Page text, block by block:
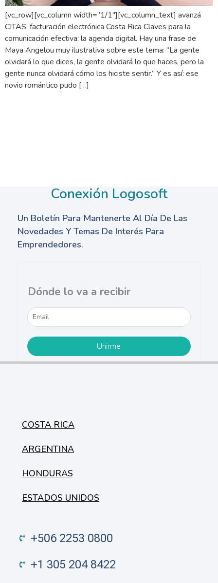
[vc_row][vc_column width=”1/1″][vc_column_text] avanzá
CITAS, facturación electrónica Costa Rica Claves para la
comunicación efectiva: la agenda digital. Hay una frase de
Maya Angelou muy ilustrativa sobre este tema: “La gente
olvidará lo que dices, la gente olvidará lo que haces, pero la
gente nunca olvidará cómo los hiciste sentir.” Y es así: ese
novio romántico pudo […]
Conexión Logosoft
Un Boletín Para Mantenerte Al Día De Las
Novedades Y Temas De Interés Para
Emprendedores.
Dónde lo va a recibir
COSTA RICA
ARGENTINA
HONDURAS
ESTADOS UNIDOS
+506 2253 0800
+1 305 204 8422